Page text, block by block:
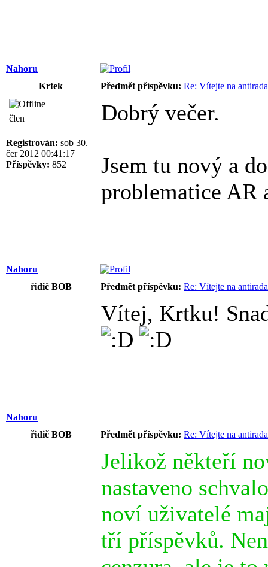
Nahoru
Krtek
Předmět příspěvku: Re: Vítejte na
člen
Registrován: sob 30.
čer 2012 00:41:17
Příspěvky: 852
Dobrý večer.
Jsem tu nový a
problematice AR
Nahoru
řidič BOB
Předmět příspěvku: Re: Vítejte na
Vítej, Krtku!
Nahoru
řidič BOB
Předmět příspěvku: Re: Vítejte na
Jelikož někteří
nastaveno
noví uživatelé
tří příspěvků.